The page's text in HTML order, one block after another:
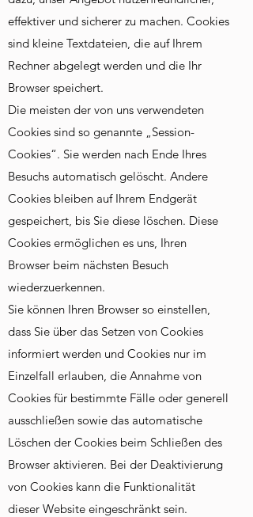
effektiver und sicherer zu machen. Cookies
sind kleine Textdateien, die auf Ihrem
Rechner abgelegt werden und die Ihr
Browser speichert.
Die meisten der von uns verwendeten
Cookies sind so genannte „Session-
Cookies“. Sie werden nach Ende Ihres
Besuchs automatisch gelöscht. Andere
Cookies bleiben auf Ihrem Endgerät
gespeichert, bis Sie diese löschen. Diese
Cookies ermöglichen es uns, Ihren
Browser beim nächsten Besuch
wiederzuerkennen.
Sie können Ihren Browser so einstellen,
dass Sie über das Setzen von Cookies
informiert werden und Cookies nur im
Einzelfall erlauben, die Annahme von
Cookies für bestimmte Fälle oder generell
ausschließen sowie das automatische
Löschen der Cookies beim Schließen des
Browser aktivieren. Bei der Deaktivierung
von Cookies kann die Funktionalität
dieser Website eingeschränkt sein.